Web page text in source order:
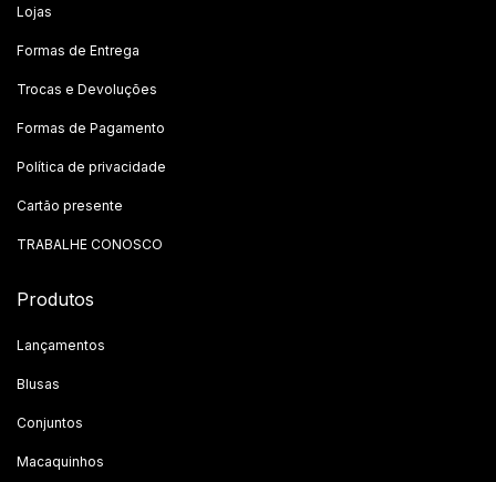
Lojas
Formas de Entrega
Trocas e Devoluções
Formas de Pagamento
Política de privacidade
Cartão presente
TRABALHE CONOSCO
Produtos
Lançamentos
Blusas
Conjuntos
Macaquinhos